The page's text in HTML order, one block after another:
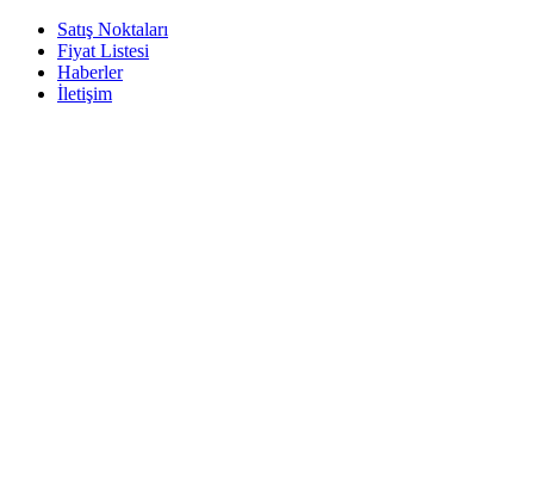
Satış Noktaları
Fiyat Listesi
Haberler
İletişim